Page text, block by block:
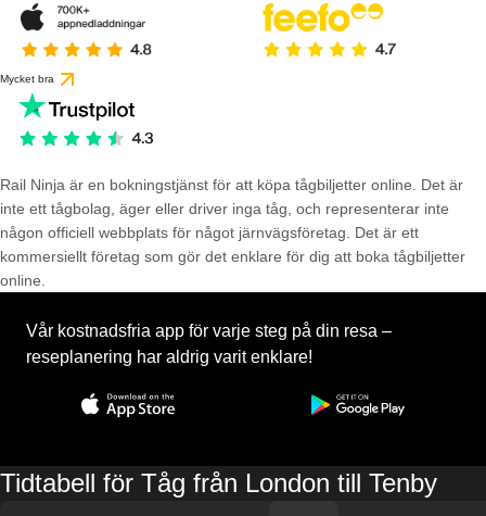
Mycket bra
Rail Ninja är en bokningstjänst för att köpa tågbiljetter online. Det är
inte ett tågbolag, äger eller driver inga tåg, och representerar inte
någon officiell webbplats för något järnvägsföretag. Det är ett
kommersiellt företag som gör det enklare för dig att boka tågbiljetter
online.
Vår kostnadsfria app för varje steg på din resa –
reseplanering har aldrig varit enklare!
Tidtabell för Tåg från London till Tenby